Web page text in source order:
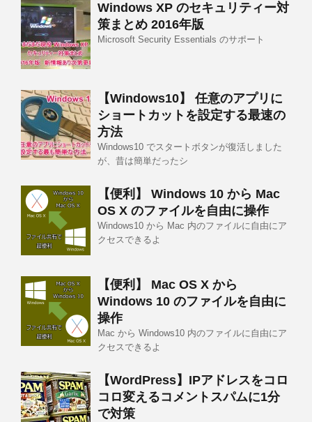
Windows XP のセキュリティー対
策まとめ 2016年版
Microsoft Security Essentials のサポート
【Windows10】 任意のアプリに
ショートカットを設定する最速の
方法
Windows10 でスタートボタンが復活しました
が、昔は簡単だったシ
【便利】 Windows 10 から Mac
OS X のファイルを自由に操作
Windows10 から Mac 内のファイルに自由にア
クセスできるよ
【便利】 Mac OS X から
Windows 10 のファイルを自由に
操作
Mac から Windows10 内のファイルに自由にア
クセスできるよ
【WordPress】IPアドレスをコロ
コロ変えるコメントスパムに1分
で対策